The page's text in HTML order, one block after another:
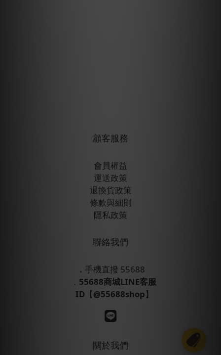
立即購買
顧客服務
會員權益
運送政策
退換貨政策
條款與細則
隱私政策
聯絡我們
． 手機直撥 55688
． 55688商城LINE客服
ID 【@55688shop】
關於我們